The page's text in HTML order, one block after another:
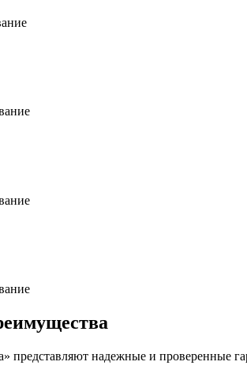
представляют надежные и проверенные